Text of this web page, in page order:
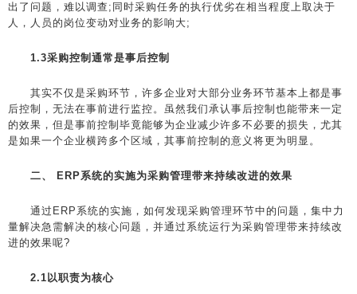
出了问题，难以调查;同时采购任务的执行优劣在相当程度上取决于
人，人员的岗位变动对业务的影响大;
1.3采购控制通常是事后控制
其实不仅是采购环节，许多企业对大部分业务环节基本上都是事
后控制，无法在事前进行监控。虽然我们承认事后控制也能带来一定
的效果，但是事前控制毕竟能够为企业减少许多不必要的损失，尤其
是如果一个企业横跨多个区域，其事前控制的意义将更为明显。
二、 ERP系统的实施为采购管理带来持续改进的效果
通过ERP系统的实施，如何发现采购管理环节中的问题，集中力
量解决急需解决的核心问题，并通过系统运行为采购管理带来持续改
进的效果呢?
2.1以职责为核心